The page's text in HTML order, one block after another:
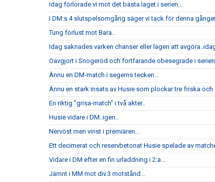
Idag förlorade vi mot det bästa laget i serien...
I DM:s 4 slutspelsomgång säger vi tack för denna
Tung förlust mot Bara..
Idag saknades varken chanser eller lägen att
Oavgjort i Snogeröd och fortfarande obesegrade i
Ännu en DM-match i segerns tecken...
Ännu en stark insats av Husie som plockar tre friska
En riktig ”grisa-match” i två akter..
Husie vidare i DM..igen..
Nervöst men vinst i premiären...
Ett decimerat och reservbetonat Husie spelade av
Vidare i DM efter en fin urladdning i 2:a...
Jämnt i MM mot div.3 motstånd...